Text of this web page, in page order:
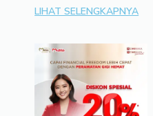
LIHAT SELENGKAPNYA